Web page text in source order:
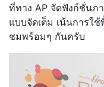
ที่ทาง AP จัดฟังก์ชั่นภ
แบบจัดเต็ม เน้นการใ
ชมพร้อมๆ กันครับ